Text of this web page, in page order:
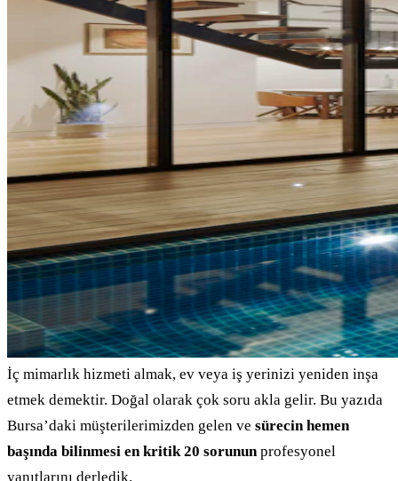
İç mimarlık hizmeti almak, ev veya iş yerinizi yeniden inşa
etmek demektir. Doğal olarak çok soru akla gelir. Bu yazıda
Bursa’daki müşterilerimizden gelen ve sürecin hemen
başında bilinmesi en kritik 20 sorununprofesyonel
yanıtlarını derledik.